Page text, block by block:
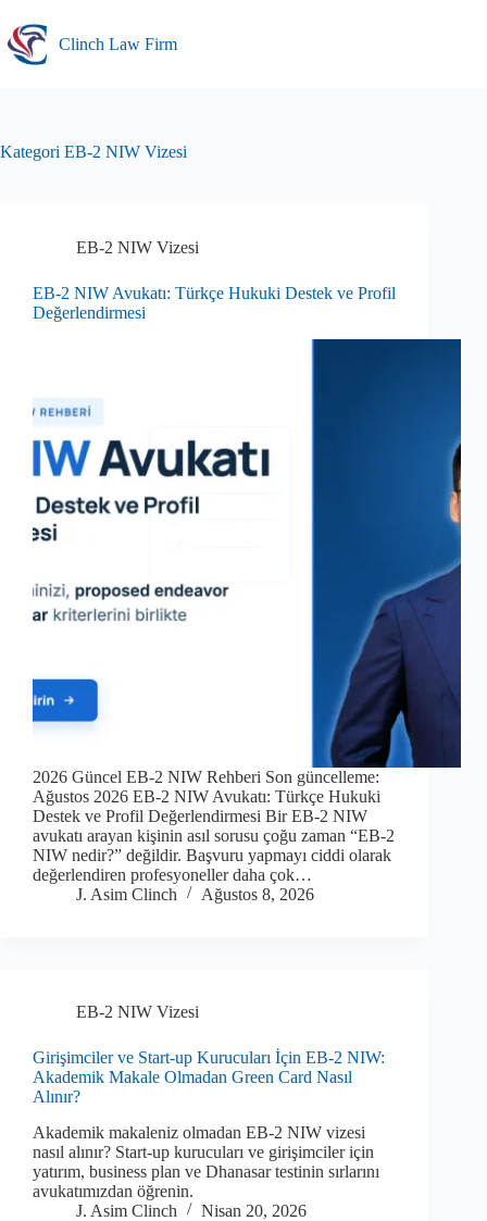
content
Clinch Law Firm
Kategori EB-2 NIW Vizesi
EB-2 NIW Vizesi
EB-2 NIW Avukatı: Türkçe Hukuki Destek ve Profil
Değerlendirmesi
2026 Güncel EB-2 NIW Rehberi Son güncelleme:
Ağustos 2026 EB-2 NIW Avukatı: Türkçe Hukuki
Destek ve Profil Değerlendirmesi Bir EB-2 NIW
avukatı arayan kişinin asıl sorusu çoğu zaman “EB-2
NIW nedir?” değildir. Başvuru yapmayı ciddi olarak
değerlendiren profesyoneller daha çok…
J. Asim Clinch
Ağustos 8, 2026
EB-2 NIW Vizesi
Girişimciler ve Start-up Kurucuları İçin EB-2 NIW:
Akademik Makale Olmadan Green Card Nasıl
Alınır?
Akademik makaleniz olmadan EB-2 NIW vizesi
nasıl alınır? Start-up kurucuları ve girişimciler için
yatırım, business plan ve Dhanasar testinin sırlarını
avukatımızdan öğrenin.
J. Asim Clinch
Nisan 20, 2026